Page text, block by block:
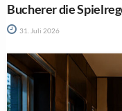
Bucherer die
31. Juli 2026